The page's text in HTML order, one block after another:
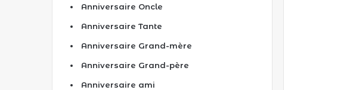
Anniversaire Oncle
Anniversaire Tante
Anniversaire Grand-mère
Anniversaire Grand-père
Anniversaire ami